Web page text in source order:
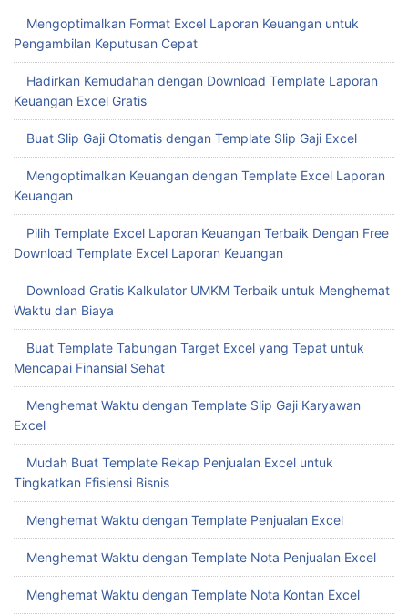
Mengoptimalkan Format Excel Laporan Keuangan untuk
Pengambilan Keputusan Cepat
Hadirkan Kemudahan dengan Download Template Laporan
Keuangan Excel Gratis
Buat Slip Gaji Otomatis dengan Template Slip Gaji Excel
Mengoptimalkan Keuangan dengan Template Excel Laporan
Keuangan
Pilih Template Excel Laporan Keuangan Terbaik Dengan Free
Download Template Excel Laporan Keuangan
Download Gratis Kalkulator UMKM Terbaik untuk Menghemat
Waktu dan Biaya
Buat Template Tabungan Target Excel yang Tepat untuk
Mencapai Finansial Sehat
Menghemat Waktu dengan Template Slip Gaji Karyawan
Excel
Mudah Buat Template Rekap Penjualan Excel untuk
Tingkatkan Efisiensi Bisnis
Menghemat Waktu dengan Template Penjualan Excel
Menghemat Waktu dengan Template Nota Penjualan Excel
Menghemat Waktu dengan Template Nota Kontan Excel